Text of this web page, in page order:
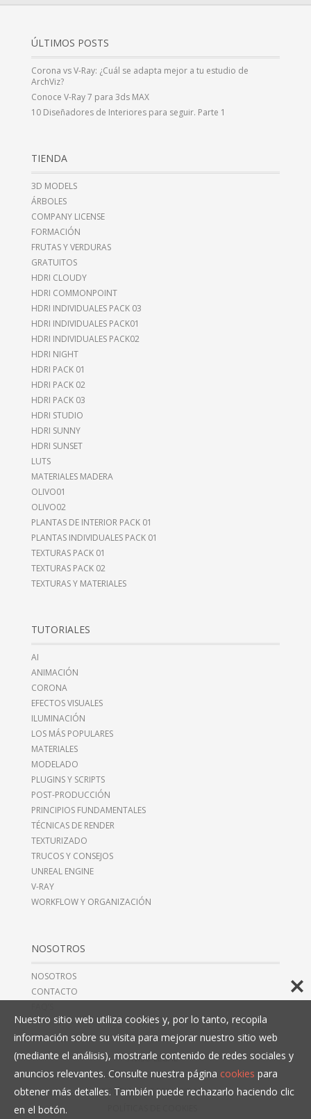
ÚLTIMOS POSTS
Corona vs V-Ray: ¿Cuál se adapta mejor a tu estudio de
ArchViz?
Conoce V-Ray 7 para 3ds MAX
10 Diseñadores de Interiores para seguir. Parte 1
TIENDA
3D MODELS
ÁRBOLES
COMPANY LICENSE
FORMACIÓN
FRUTAS Y VERDURAS
GRATUITOS
HDRI CLOUDY
HDRI COMMONPOINT
HDRI INDIVIDUALES PACK 03
HDRI INDIVIDUALES PACK01
HDRI INDIVIDUALES PACK02
HDRI NIGHT
HDRI PACK 01
HDRI PACK 02
HDRI PACK 03
HDRI STUDIO
HDRI SUNNY
HDRI SUNSET
LUTS
MATERIALES MADERA
OLIVO01
OLIVO02
PLANTAS DE INTERIOR PACK 01
PLANTAS INDIVIDUALES PACK 01
TEXTURAS PACK 01
TEXTURAS PACK 02
TEXTURAS Y MATERIALES
TUTORIALES
AI
ANIMACIÓN
CORONA
EFECTOS VISUALES
ILUMINACIÓN
LOS MÁS POPULARES
MATERIALES
MODELADO
PLUGINS Y SCRIPTS
POST-PRODUCCIÓN
PRINCIPIOS FUNDAMENTALES
TÉCNICAS DE RENDER
TEXTURIZADO
TRUCOS Y CONSEJOS
UNREAL ENGINE
V-RAY
WORKFLOW Y ORGANIZACIÓN
NOSOTROS
NOSOTROS
CONTACTO
AVISO LEGAL
TÉRMINOS Y CONDICIONES
POLÍTICAS DE PRIVACIDAD
Nuestro sitio web utiliza cookies y, por lo tanto, recopila
información sobre su visita para mejorar nuestro sitio web
(mediante el análisis), mostrarle contenido de redes sociales y
anuncios relevantes. Consulte nuestra página cookies para
obtener más detalles. También puede rechazarlo haciendo clic
en el botón.